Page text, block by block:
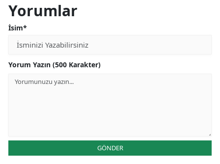
Yorumlar
İsim*
Yorum Yazın (500 Karakter)
GÖNDER